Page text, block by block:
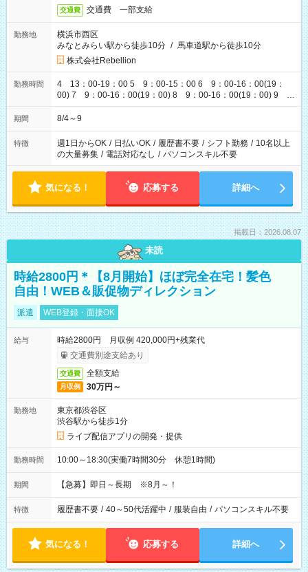
交通費 交通費 一部支給
勤務地
横浜市西区
みなとみらい駅から徒歩10分 / 馬車道駅から徒歩10分
株式会社Rebellion
勤務時間
4 13：00-19：00 5 9：00-15：00 6 9：00-16：00(19：
00) 7 9：00-16：00(19：00) 8 9：00-16：00(19：00) 9
9：00-16：00(19：00)
期間 8/4～9
特徴 週1日からOK / 日払いOK / 履歴書不要 / シフト勤務 / 10名以上
の大量募集 / 電話対応なし / パソコンスキル不要
気になる！ 応募する 詳細へ
掲載日：2026.08.07
未読
時給2800円＊【8月開始】ほぼ完全在宅！髪色
自由！WEB＆販促物ディレクション
派遣 WEB登録・面接OK
給与
時給2800円 月収例 420,000円+残業代
交通費別途支給あり
交通費 全額支給
月収例 30万円～
勤務地
東京都渋谷区
渋谷駅から徒歩1分
ライブ配信アプリの開発・提供
勤務時間 10:00～18:30(実働7時間30分 休憩1時間)
期間 【急募】即日～長期 ※8月～！
特徴 履歴書不要 / 40～50代活躍中 / 服装自由 / パソコンスキル不要
気になる！ 応募する 詳細へ